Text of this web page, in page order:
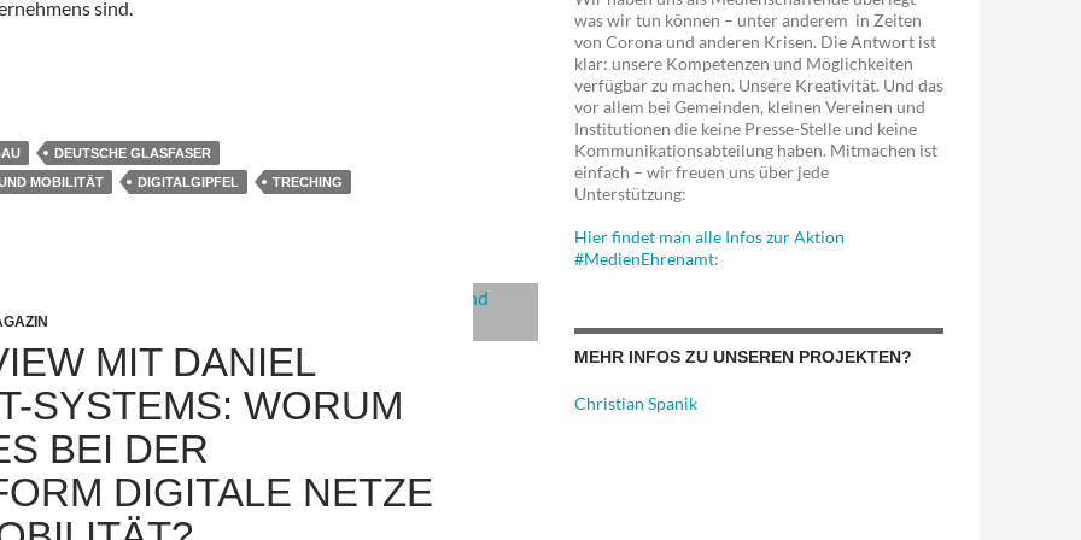
sind.
Nickl, Deutsche Glasfaser: Wie geht es weiter mit dem Glasfaser-Ausbau?
DEUTSCHE GLASFASER
MOBILITÄT
DIGITALGIPFEL
TRECHING
MIT DANIEL
SYSTEMS: WORUM
BEI DER
DIGITALE NETZE
was wir tun können – unter anderem in Zeiten
von Corona und anderen Krisen. Die Antwort ist
klar: unsere Kompetenzen und Möglichkeiten
verfügbar zu machen. Unsere Kreativität. Und das
vor allem bei Gemeinden, kleinen Vereinen und
Institutionen die keine Presse-Stelle und keine
Kommunikationsabteilung haben. Mitmachen ist
einfach – wir freuen uns über jede
Unterstützung:
Hier findet man alle Infos zur Aktion
#MedienEhrenamt:
MEHR INFOS ZU UNSEREN PROJEKTEN?
Christian Spanik